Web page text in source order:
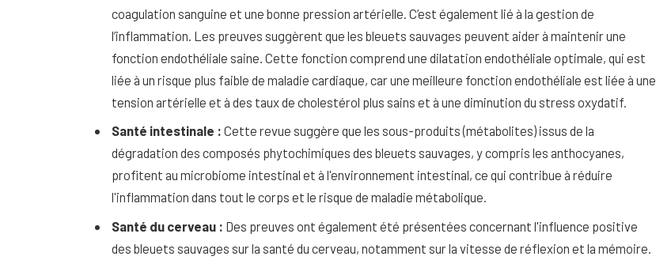
coagulation sanguine et une bonne pression artérielle. C’est également lié à la gestion de
l’inflammation. Les preuves suggèrent que les bleuets sauvages peuvent aider à maintenir une
fonction endothéliale saine. Cette fonction comprend une dilatation endothéliale optimale, qui est
liée à un risque plus faible de maladie cardiaque, car une meilleure fonction endothéliale est liée à une
tension artérielle et à des taux de cholestérol plus sains et à une diminution du stress oxydatif.
Santé intestinale : Cette revue suggère que les sous-produits (métabolites) issus de la
dégradation des composés phytochimiques des bleuets sauvages, y compris les anthocyanes,
profitent au microbiome intestinal et à l'environnement intestinal, ce qui contribue à réduire
l'inflammation dans tout le corps et le risque de maladie métabolique.
Santé du cerveau : Des preuves ont également été présentées concernant l'influence positive
des bleuets sauvages sur la santé du cerveau, notamment sur la vitesse de réflexion et la mémoire.